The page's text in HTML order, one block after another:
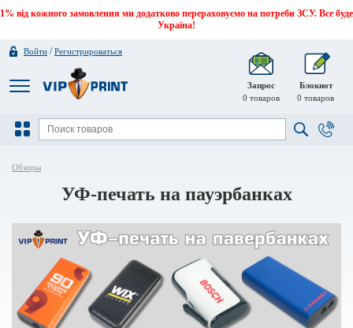
1% від кожного замовлення ми додатково перераховуємо на потреби ЗСУ. Все буде
Україна!
Войти /Регистрироваться
Запрос
0 товаров
Блокнот
0 товаров
Обзоры
УФ-печать на пауэрбанках